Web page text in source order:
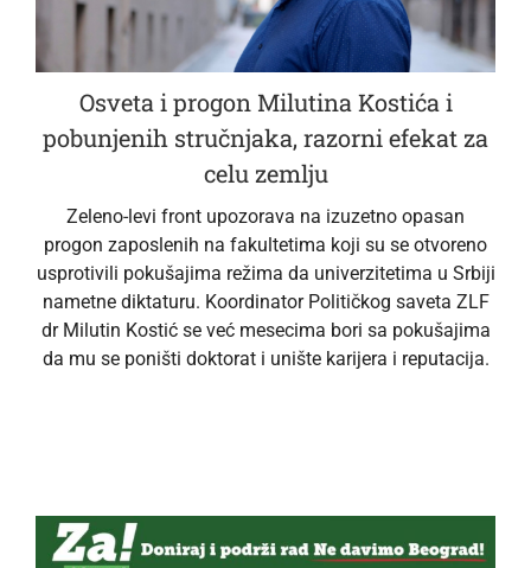
Osveta i progon Milutina Kostića i
pobunjenih stručnjaka, razorni efekat za
celu zemlju
Zeleno-levi front upozorava na izuzetno opasan
progon zaposlenih na fakultetima koji su se otvoreno
usprotivili pokušajima režima da univerzitetima u Srbiji
nametne diktaturu. Koordinator Političkog saveta ZLF
dr Milutin Kostić se već mesecima bori sa pokušajima
da mu se poništi doktorat i unište karijera i reputacija.